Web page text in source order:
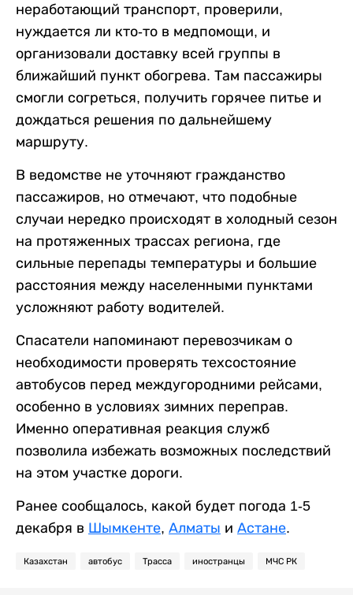
неработающий транспорт, проверили,
нуждается ли кто-то в медпомощи, и
организовали доставку всей группы в
ближайший пункт обогрева. Там пассажиры
смогли согреться, получить горячее питье и
дождаться решения по дальнейшему
маршруту.
В ведомстве не уточняют гражданство
пассажиров, но отмечают, что подобные
случаи нередко происходят в холодный сезон
на протяженных трассах региона, где
сильные перепады температуры и большие
расстояния между населенными пунктами
усложняют работу водителей.
Спасатели напоминают перевозчикам о
необходимости проверять техсостояние
автобусов перед междугородними рейсами,
особенно в условиях зимних переправ.
Именно оперативная реакция служб
позволила избежать возможных последствий
на этом участке дороги.
Ранее сообщалось, какой будет погода 1-5
декабря в Шымкенте, Алматы и Астане.
Казахстан автобус Трасса иностранцы МЧС РК